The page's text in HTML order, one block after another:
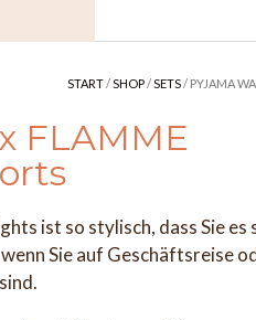
START/SHOP/SETS/ PYJAMA
FLAMME
ist so stylisch, dass Sie
Sie auf Geschäftsreise